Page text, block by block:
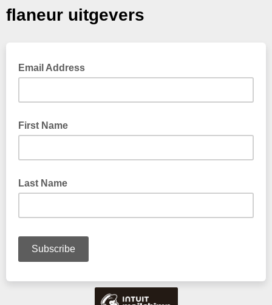
flaneur uitgevers
Email Address
First Name
Last Name